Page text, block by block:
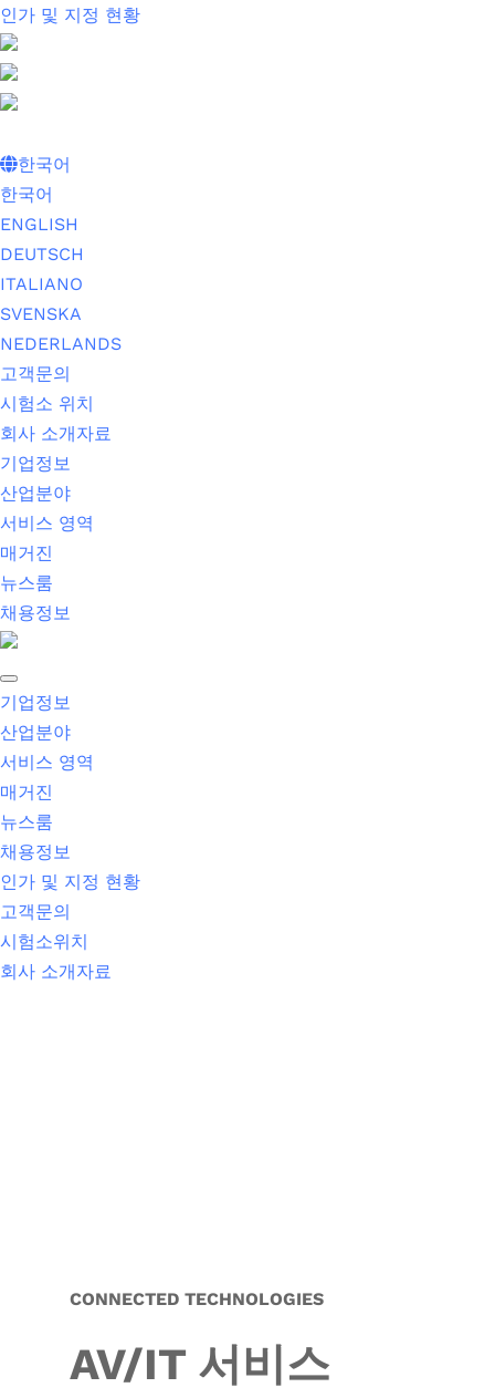
인가 및 지정 현황
한국어
한국어
ENGLISH
DEUTSCH
ITALIANO
SVENSKA
NEDERLANDS
고객문의
시험소 위치
회사 소개자료
기업정보
산업분야
서비스 영역
매거진
뉴스룸
채용정보
기업정보
산업분야
서비스 영역
매거진
뉴스룸
채용정보
인가 및 지정 현황
고객문의
시험소위치
회사 소개자료
CONNECTED TECHNOLOGIES
AV/IT 서비스